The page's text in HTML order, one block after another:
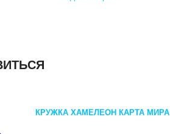
КРУЖКА ХАМЕЛЕОН КАРТА МИРА